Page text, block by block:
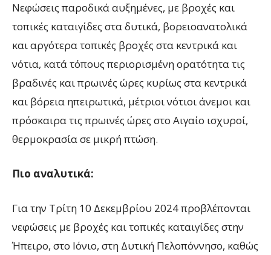
Νεφώσεις παροδικά αυξημένες, με βροχές και
τοπικές καταιγίδες στα δυτικά, βορειοανατολικά
και αργότερα τοπικές βροχές στα κεντρικά και
νότια, κατά τόπους περιορισμένη ορατότητα τις
βραδινές και πρωινές ώρες κυρίως στα κεντρικά
και βόρεια ηπειρωτικά, μέτριοι νότιοι άνεμοι και
πρόσκαιρα τις πρωινές ώρες στο Αιγαίο ισχυροί,
θερμοκρασία σε μικρή πτώση.
Πιο αναλυτικά:
Για την Τρίτη 10 Δεκεμβρίου 2024 προβλέπονται
νεφώσεις με βροχές και τοπικές καταιγίδες στην
Ήπειρο, στο Ιόνιο, στη Δυτική Πελοπόννησο, καθώς